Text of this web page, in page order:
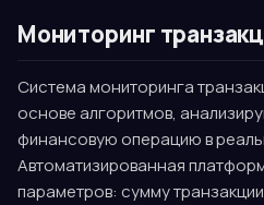
Мониторинг
Система мониторинга
основе алгоритмов,
финансовую операцию в
Автоматизированная
параметров: сумму